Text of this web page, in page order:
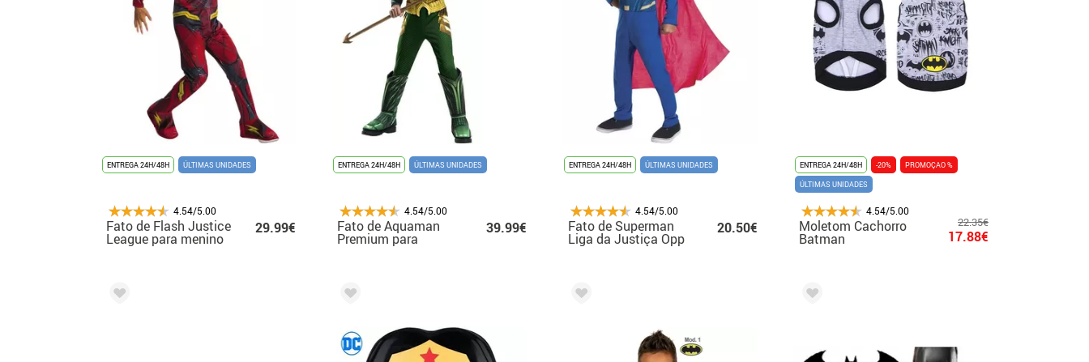
ENTREGA 24H/48H ÚLTIMAS UNIDADES
4.54/5.00
Fato de Flash Justice
League para menino
29.99€
ENTREGA 24H/48H ÚLTIMAS UNIDADES
4.54/5.00
Fato de Aquaman
Premium para
39.99€
ENTREGA 24H/48H ÚLTIMAS UNIDADES
4.54/5.00
Fato de Superman
Liga da Justiça Opp
com capa para
20.50€
ENTREGA 24H/48H -20%
PROMOÇAO %
ÚLTIMAS UNIDADES
4.54/5.00
Moletom Cachorro
Batman
22.35€
17.88€